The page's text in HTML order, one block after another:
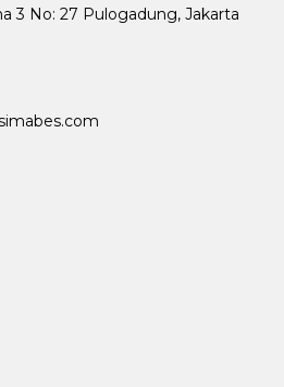
3 No: 27 Pulogadung, Jakarta